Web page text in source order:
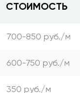
СТОИМОСТЬ
700-850 руб./м
600-750 руб./м
350 руб./м